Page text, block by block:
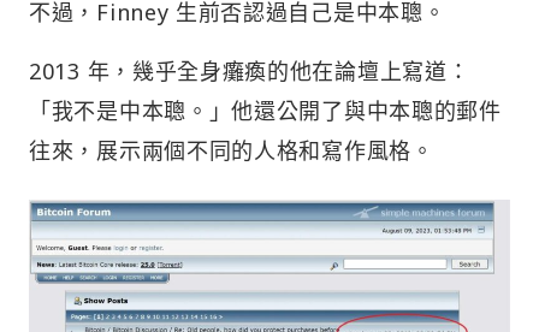
不過，Finney 生前否認過自己是中本聰。
2013 年，幾乎全身癱瘓的他在論壇上寫道：
「我不是中本聰。」他還公開了與中本聰的郵件
往來，展示兩個不同的人格和寫作風格。